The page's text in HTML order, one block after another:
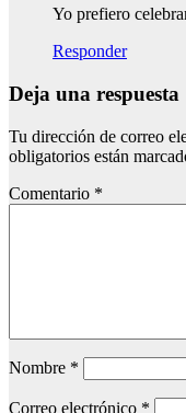
Yo prefiero
Responder
Deja una respuesta
Tu dirección de correo
obligatorios están
Comentario *
Nombre *
Correo electrónico *